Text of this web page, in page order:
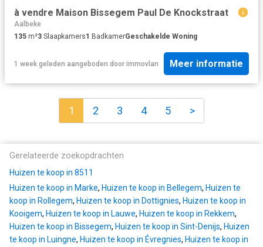
à vendre Maison Bissegem Paul De Knockstraat
Aalbeke
135 m²3 Slaapkamers1 BadkamerGeschakelde Woning
1 week geleden aangeboden door immovlan Meer informatie
1 2 3 4 5 >
Gerelateerde zoekopdrachten
Huizen te koop in 8511
Huizen te koop in Marke, Huizen te koop in Bellegem, Huizen te
koop in Rollegem, Huizen te koop in Dottignies, Huizen te koop in
Kooigem, Huizen te koop in Lauwe, Huizen te koop in Rekkem,
Huizen te koop in Bissegem, Huizen te koop in Sint-Denijs, Huizen
te koop in Luingne, Huizen te koop in Évregnies, Huizen te koop in